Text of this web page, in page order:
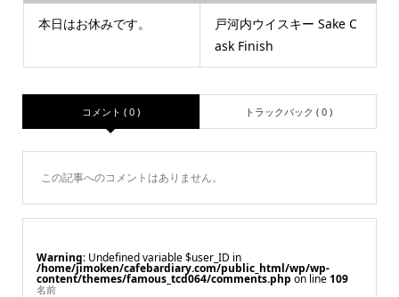
本日はお休みです。
戸河内ウイスキー Sake C
ask Finish
コメント ( 0 ) トラックバック ( 0 )
この記事へのコメントはありません。
Warning : Undefined variable $user_ID in
/home/jimoken/cafebardiary.com/public_html/wp/wp-
content/themes/famous_tcd064/comments.php on line109
名前